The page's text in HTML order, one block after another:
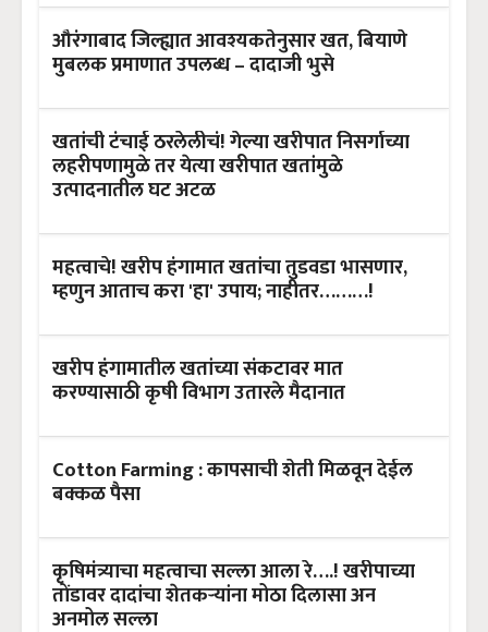
औरंगाबाद जिल्ह्यात आवश्यकतेनुसार खत, बियाणे
मुबलक प्रमाणात उपलब्ध – दादाजी भुसे
खतांची टंचाई ठरलेलीचं! गेल्या खरीपात निसर्गाच्या
लहरीपणामुळे तर येत्या खरीपात खतांमुळे
उत्पादनातील घट अटळ
महत्वाचे! खरीप हंगामात खतांचा तुडवडा भासणार,
म्हणुन आताच करा 'हा' उपाय; नाहीतर………!
खरीप हंगामातील खतांच्या संकटावर मात
करण्यासाठी कृषी विभाग उतारले मैदानात
Cotton Farming : कापसाची शेती मिळवून देईल
बक्कळ पैसा
कृषिमंत्र्याचा महत्वाचा सल्ला आला रे….! खरीपाच्या
तोंडावर दादांचा शेतकऱ्यांना मोठा दिलासा अन
अनमोल सल्ला